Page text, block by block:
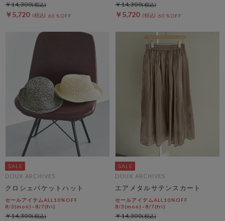
￥5,720 60％OFF
￥14,300
￥5,720 60％OFF
￥14,300
DOUX ARCHIVES
クロシェバケットハット
セールアイテムALL10%OFF
8/3(mon)~8/7(fri)
￥14,300
DOUX ARCHIVES
エアメタルサテンスカート
セールアイテムALL10%OFF
8/3(mon)~8/7(fri)
￥14,300